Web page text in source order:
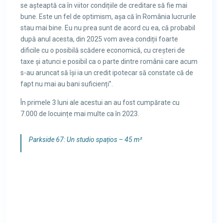
se așteaptă ca în viitor condițiile de creditare să fie mai
bune. Este un fel de optimism, așa că în România lucrurile
stau mai bine. Eu nu prea sunt de acord cu ea, că probabil
după anul acesta, din 2025 vom avea condiții foarte
dificile cu o posibilă scădere economică, cu creșteri de
taxe și atunci e posibil ca o parte dintre românii care acum
s-au aruncat să își ia un credit ipotecar să constate că de
fapt nu mai au bani suficienți”.
În primele 3 luni ale acestui an au fost cumpărate cu
7.000 de locuințe mai multe ca în 2023.
Parkside 67: Un studio spațios – 45 m²